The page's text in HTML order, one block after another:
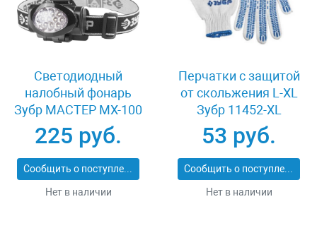
Светодиодный
налобный фонарь
Зубр МАСТЕР MX-100
56438
225 руб.
Сообщить о поступлении
Нет в наличии
Перчатки с защитой
от скольжения L-XL
Зубр 11452-XL
53 руб.
Сообщить о поступлении
Нет в наличии